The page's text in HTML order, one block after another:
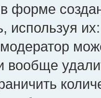
форме
используя
вообще